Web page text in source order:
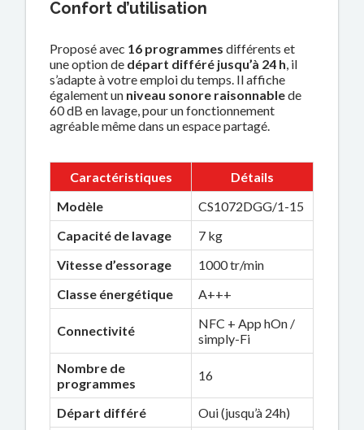
Confort d’utilisation
Proposé avec 16 programmes différents et
une option de départ différé jusqu’à 24 h, il
s’adapte à votre emploi du temps. Il affiche
également un niveau sonore raisonnablede
60 dB en lavage, pour un fonctionnement
agréable même dans un espace partagé.
Caractéristiques
Détails
Modèle
CS1072DGG/1-15
Capacité de lavage
7 kg
Vitesse d’essorage
1000 tr/min
Classe énergétique
A+++
Connectivité
NFC + App hOn /
simply-Fi
Nombre de
programmes
16
Départ différé Oui (jusqu’à 24h)